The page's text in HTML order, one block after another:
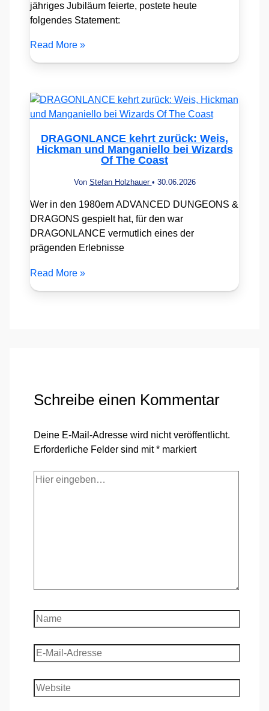
jähriges Jubiläum feierte, postete heute
folgendes Statement:
Read More »
DRAGONLANCE kehrt zurück: Weis,
Hickman und Manganiello bei Wizards
Of The Coast
Von Stefan Holzhauer • 30.06.2026
Wer in den 1980ern ADVANCED DUNGEONS &
DRAGONS gespielt hat, für den war
DRAGONLANCE vermutlich eines der
prägenden Erlebnisse
Read More »
Schreibe einen Kommentar
Deine E-Mail-Adresse wird nicht veröffentlicht.
Erforderliche Felder sind mit* markiert
Hier
Name
E-
Mail-
Adresse
Website